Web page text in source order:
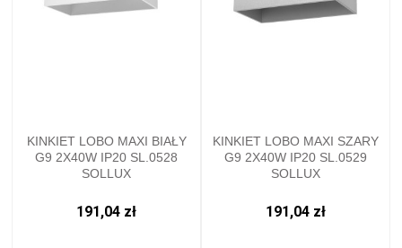
KINKIET LOBO MAXI BIAŁY
G9 2X40W IP20 SL.0528
SOLLUX
191,04 zł
KINKIET LOBO MAXI SZARY
G9 2X40W IP20 SL.0529
SOLLUX
191,04 zł